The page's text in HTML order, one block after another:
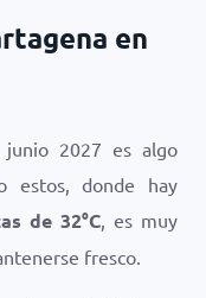
en
2027 es algo
estos, donde hay
de 32°C, es muy
fresco.